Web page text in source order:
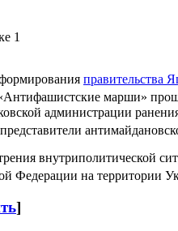
1
правительства
марши»
администрации
внутриполитической
Федерации на территории
]